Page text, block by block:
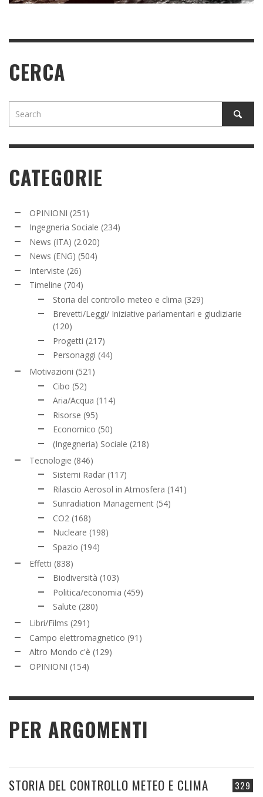
CERCA
CATEGORIE
OPINIONI (251)
Ingegneria Sociale (234)
News (ITA) (2.020)
News (ENG) (504)
Interviste (26)
Timeline (704)
Storia del controllo meteo e clima (329)
Brevetti/Leggi/ Iniziative parlamentari e giudiziarie
(120)
Progetti (217)
Personaggi (44)
Motivazioni (521)
Cibo (52)
Aria/Acqua (114)
Risorse (95)
Economico (50)
(Ingegneria) Sociale (218)
Tecnologie (846)
Sistemi Radar (117)
Rilascio Aerosol in Atmosfera (141)
Sunradiation Management (54)
CO2 (168)
Nucleare (198)
Spazio (194)
Effetti (838)
Biodiversità (103)
Politica/economia (459)
Salute (280)
Libri/Films (291)
Campo elettromagnetico (91)
Altro Mondo c'è (129)
OPINIONI (154)
PER ARGOMENTI
329
STORIA DEL CONTROLLO METEO E CLIMA